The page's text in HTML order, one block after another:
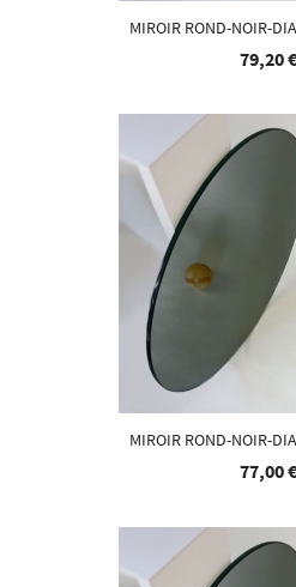
MIROIR ROND-NOIR-
79,20 €
MIROIR ROND-NOIR-
77,00 €